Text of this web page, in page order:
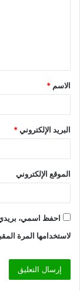
ق
*
الاسم *
البريد الإلكتروني*
الموقع الإلكتروني
احفظ اسمي، بريدي
لاستخدامها المرة